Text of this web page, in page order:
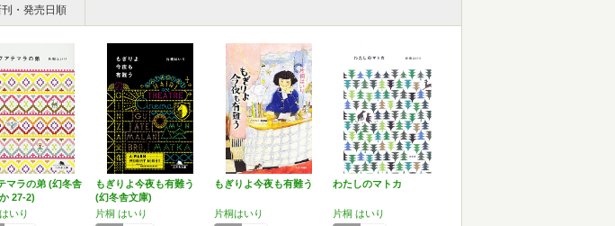
刊・発売日順
マラの弟 (幻冬舎
27-2)
いり
もぎりよ今夜も有難う
(幻冬舎文庫)
片桐 はいり
もぎりよ今夜も有難う
片桐はいり
わたしのマトカ
片桐 はいり